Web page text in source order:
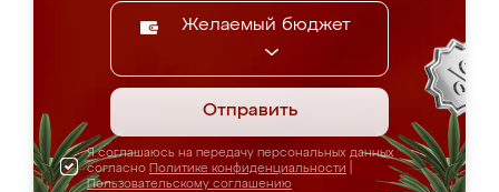
Желаемый бюджет
Отправить
Я соглашаюсь на передачу персональных данных
согласно Политике конфиденциальности
Пользовательскому соглашению